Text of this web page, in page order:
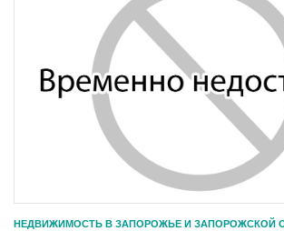
НЕДВИЖИМОСТЬ В ЗАПОРОЖЬЕ И ЗАПОРОЖСКОЙ